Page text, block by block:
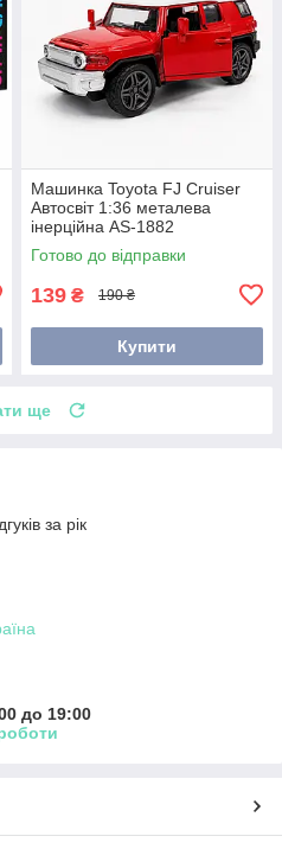
Машинка Toyota FJ Cruiser
Автосвіт 1:36 металева
інерційна AS-1882
Готово до відправки
139 ₴ 190 ₴
Купити
ще
за рік
до 19:00